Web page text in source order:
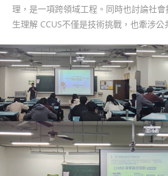
理，是一項跨領域工程。同時也討論社
生理解 CCUS不僅是技術挑戰，也牽涉公